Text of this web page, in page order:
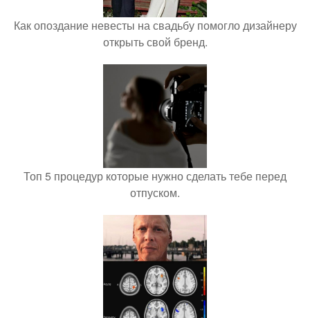
Как опоздание невесты на свадьбу помогло дизайнеру
открыть свой бренд.
Топ 5 процедур которые нужно сделать тебе перед
отпуском.